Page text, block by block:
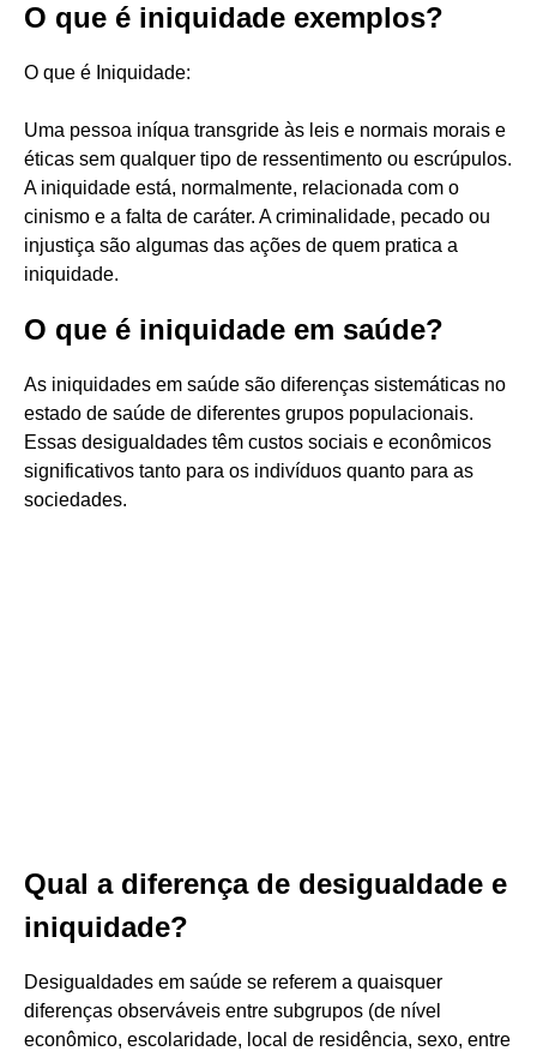
O que é iniquidade exemplos?
O que é Iniquidade:
Uma pessoa iníqua transgride às leis e normais morais e
éticas sem qualquer tipo de ressentimento ou escrúpulos.
A iniquidade está, normalmente, relacionada com o
cinismo e a falta de caráter. A criminalidade, pecado ou
injustiça são algumas das ações de quem pratica a
iniquidade.
O que é iniquidade em saúde?
As iniquidades em saúde são diferenças sistemáticas no
estado de saúde de diferentes grupos populacionais.
Essas desigualdades têm custos sociais e econômicos
significativos tanto para os indivíduos quanto para as
sociedades.
Qual a diferença de desigualdade e
iniquidade?
Desigualdades em saúde se referem a quaisquer
diferenças observáveis entre subgrupos (de nível
econômico, escolaridade, local de residência, sexo, entre